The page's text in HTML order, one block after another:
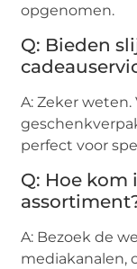
opgenomen.
Q: Bieden
A: Zeker
perfect voor
Q: Hoe kom
A: Bezoek de
mediakanalen,